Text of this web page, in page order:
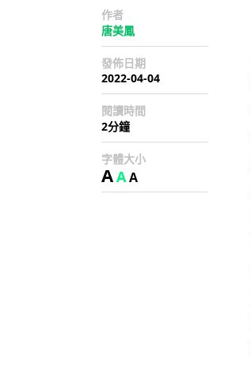
作者
唐美鳳
發佈日期
2022-04-04
閱讀時間
2分鐘
字體大小
AAA